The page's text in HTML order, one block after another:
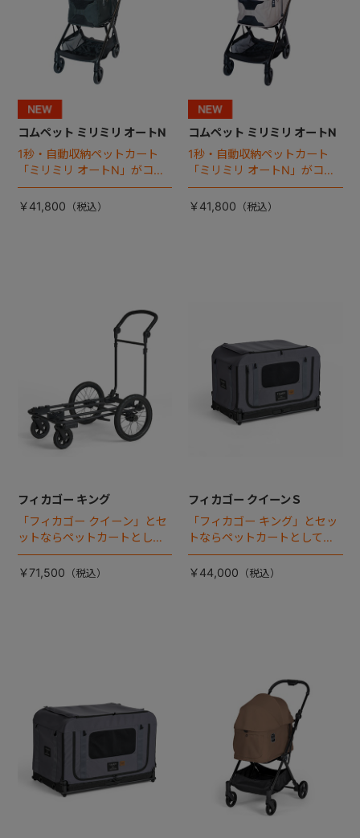
コムペット ミリミリ オートN
1秒・自動収納ペットカート
「ミリミリ オートN」がコム
ペットから登場！
￥41,800
コムペット ミリミリ オートN
1秒・自動収納ペットカート
「ミリミリ オートN」がコム
ペットから登場！
￥41,800
フィカゴー キング
「フィカゴー クイーン」とセ
ットならペットカートとして
使える、耐荷重50kgの大型犬
向け車体登場！
￥71,500
フィカゴー クイーンＳ
「フィカゴー キング」とセッ
トならペットカートとしても
使える、耐荷重30㎏の中～大
型犬向けケージが登場！
￥44,000